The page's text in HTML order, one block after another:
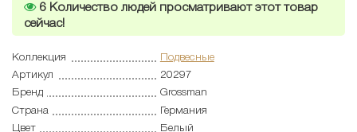
6 Количество людей просматривают этот товар
сейчас!
Коллекция
Подвесные
Артикул
20297
Бренд
Grossman
Страна
Германия
Цвет
Белый